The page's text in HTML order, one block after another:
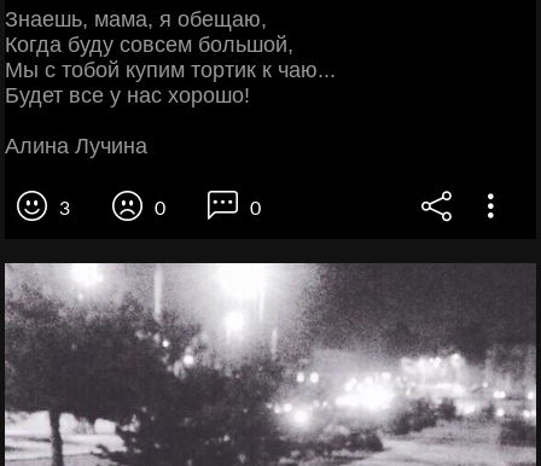
Знаешь, мама, я обещаю,
Когда буду совсем большой,
Мы с тобой купим тортик к чаю...
Будет все у нас хорошо!
Алина Лучина
3 0 0